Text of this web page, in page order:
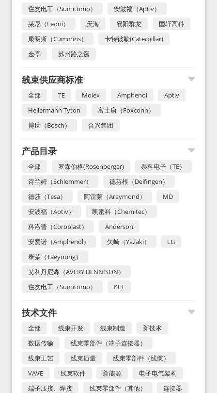
住友电工（Sumitomo）
安波福（Aptiv）
莱尼（Leoni）
天海 襄阳群龙
国轩高科
康明斯（Cummins）
卡特彼勒(Caterpillar)
金亭
苏州路之遥
线束供应商标准
全部 TE Molex Amphenol
Aptiv
Hellermann Tyton
富士康（Foxconn）
博世（Bosch）
合兴集团
产品目录
全部 罗森伯格(Rosenberger)
泰科电子（TE）
诗兰姆（Schlemmer）
德芬根（Delfingen）
德莎（Tesa）
阿雷蒙（Araymond）
MD
安波福（Aptiv）
凯密科（Chemitec）
科洛普（Coroplast）
Anderson
安费诺（Amphenol）
矢崎（Yazaki）
LG
泰荣（Taeyoung）
艾利丹尼森（AVERY DENNISON）
住友电工（Sumitomo）
KET
技术文件
全部 线束开发 线束制造
新技术
数据传输
线束零部件（端子连接器）
线束工艺
线束质量
线束零部件（线缆）
VAVE
线束软件 新能源
电子电气架构
端子压接、焊接
线束零部件（其他）
连接器